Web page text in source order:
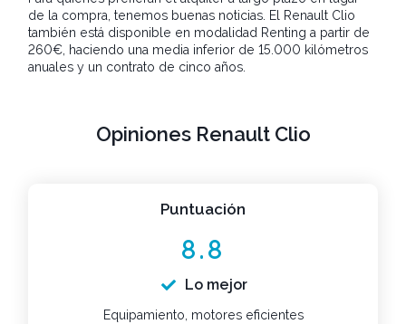
de la compra, tenemos buenas noticias. El Renault Clio
también está disponible en modalidad Renting a partir de
260€, haciendo una media inferior de 15.000 kilómetros
anuales y un contrato de cinco años.
Opiniones Renault Clio
Puntuación
8.8
Lo mejor
Equipamiento, motores eficientes